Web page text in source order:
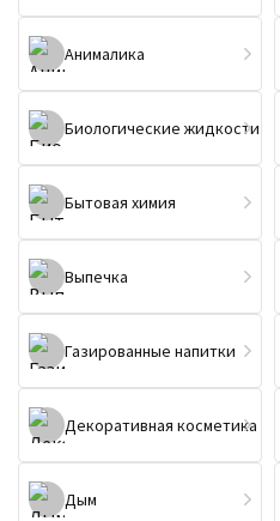
Анималика
Биологические жидкости
Бытовая химия
Выпечка
Газированные напитки
Декоративная косметика
Дым